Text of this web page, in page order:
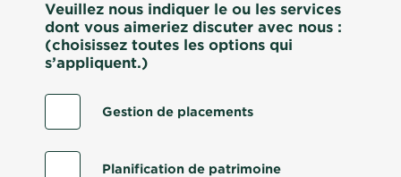
Veuillez nous indiquer le ou les services
dont vous aimeriez discuter avec nous :
(choisissez toutes les options qui
s’appliquent.)
Gestion de placements
Planification de patrimoine